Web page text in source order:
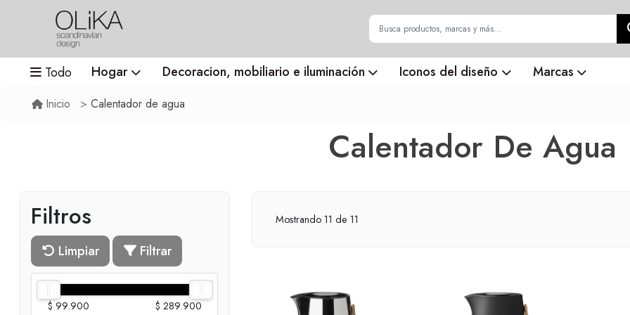
Todo Hogar Decoracion, mobiliario e iluminación Iconos del diseño Marcas
Inicio Calentador de agua
Calentador De Agua
Filtros
Limpiar Filtrar
$ 99.900 $ 289.900
Mostrando 11 de 11